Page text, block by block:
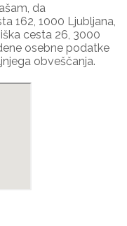
da
162, 1000 Ljubljana,
cesta 26, 3000
osebne podatke
obveščanja.